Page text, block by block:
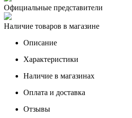
Официальные представители
Наличие товаров в магазине
Описание
Характеристики
Наличие в магазинах
Оплата и доставка
Отзывы